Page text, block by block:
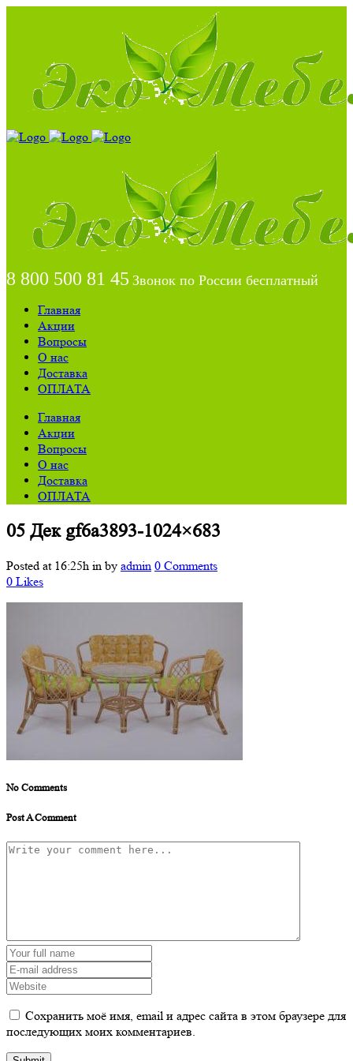
8 800 500 81 45 Звонок по России бесплатный
Главная
Акции
Вопросы
О нас
Доставка
ОПЛАТА
Главная
Акции
Вопросы
О нас
Доставка
ОПЛАТА
05 Декgf6a3893-1024×683
Posted at 16:25h in by admin 0 Comments
0 Likes
No Comments
Post A Comment
Сохранить моё имя, email и адрес сайта в этом браузере для
последующих моих комментариев.